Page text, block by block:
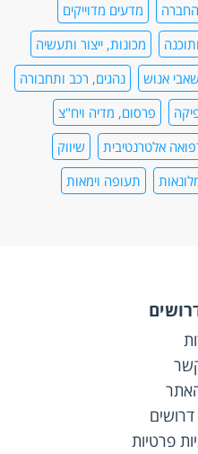
מדעים מדוייקים
מכונות, ייצור ותעשיה
אנוש
נהגים, רכב ותחבורה
פרסום, מדיה ויח"צ
אלטרנטיבית
שיווק
תעופה וימאות
פרטיות